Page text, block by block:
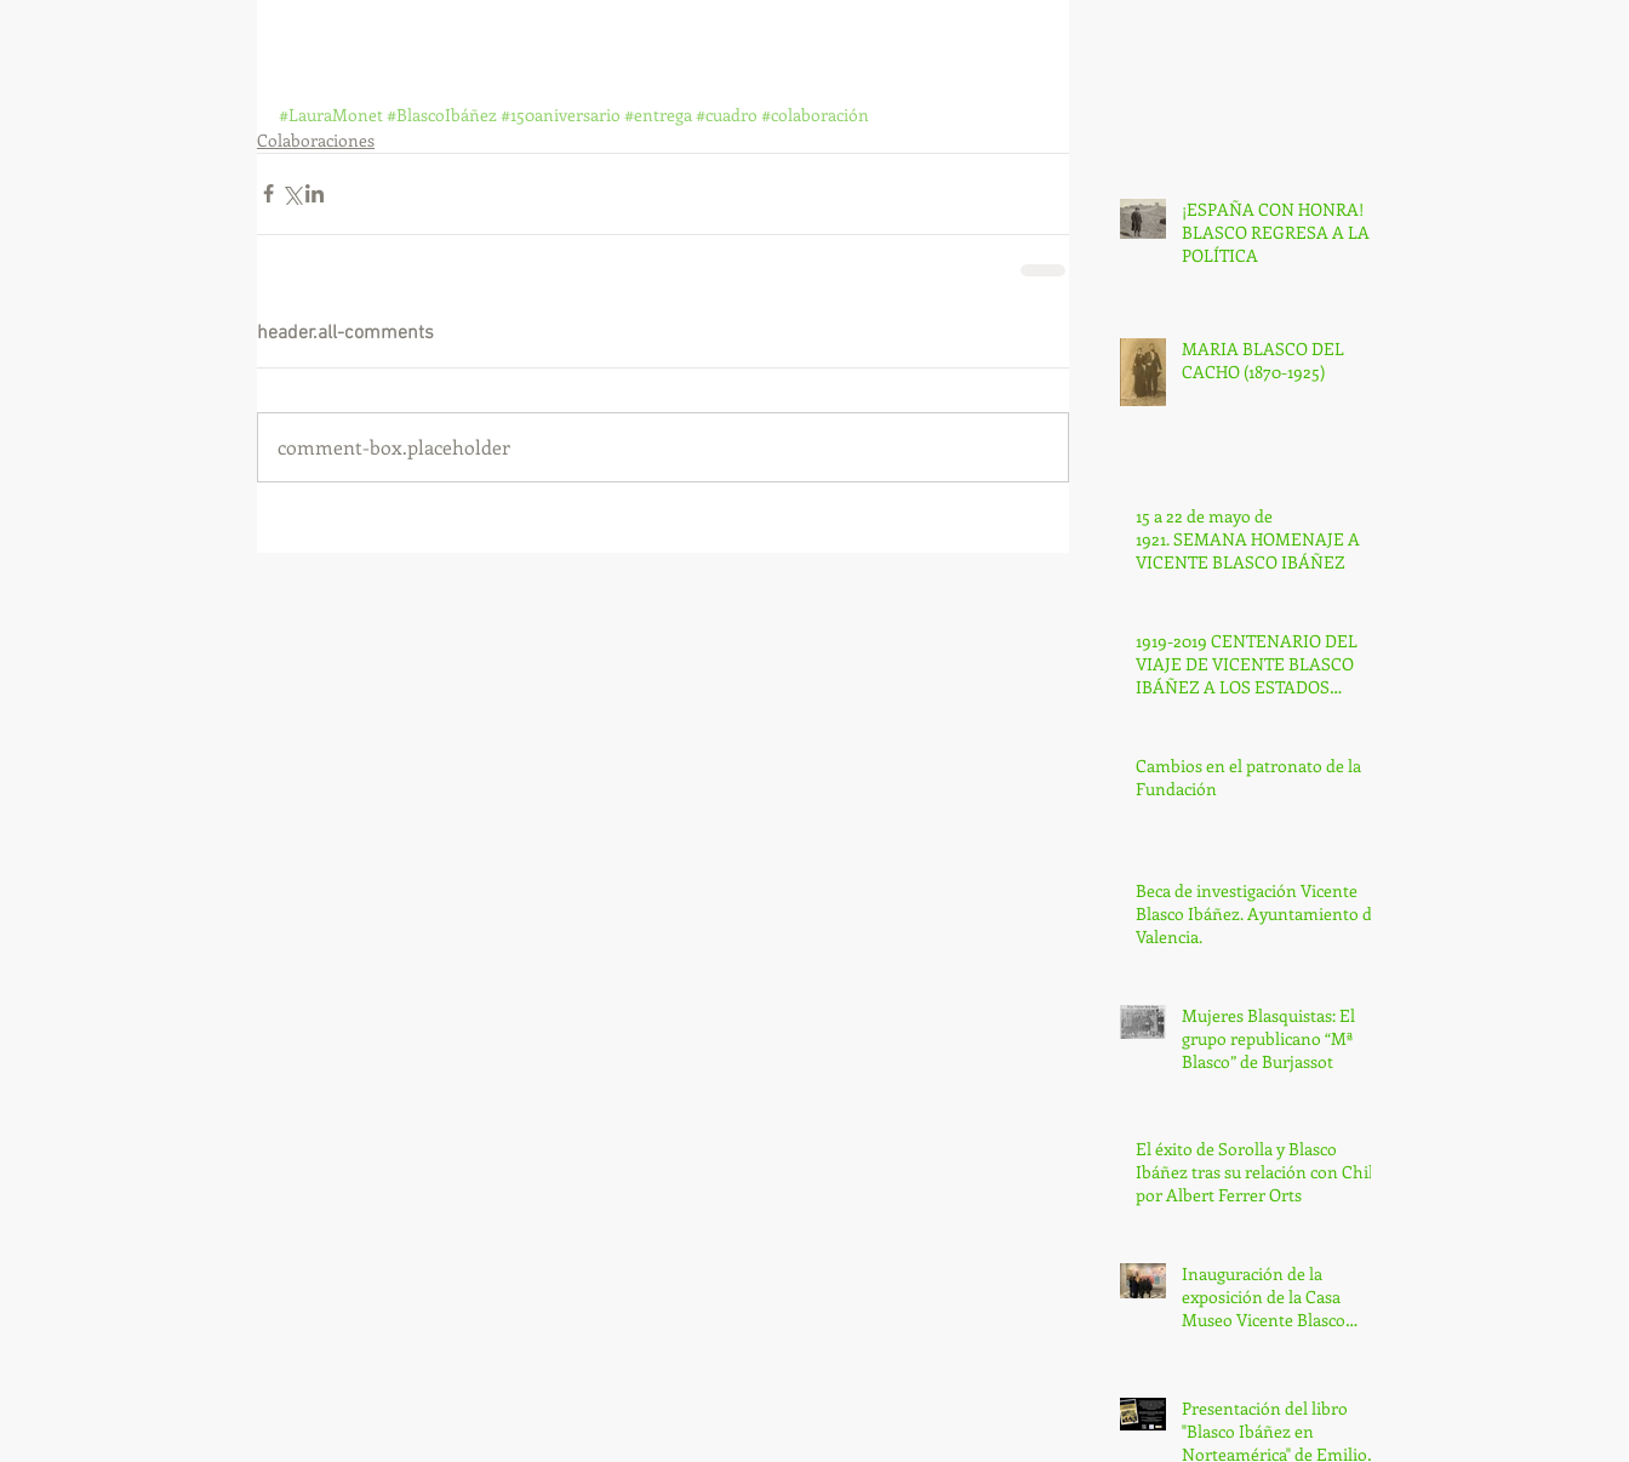
#LauraMonet#BlascoIbáñez#150aniversario #entrega#cuadro #colaboración
Colaboraciones
header.all-comments
comment-box.placeholder
¡ESPAÑA CON HONRA!
BLASCO REGRESA A LA
POLÍTICA
MARIA BLASCO DEL
CACHO (1870-1925)
15 a 22 de mayo de
1921. SEMANA HOMENAJE A
VICENTE BLASCO IBÁÑEZ
1919-2019 CENTENARIO DEL
VIAJE DE VICENTE BLASCO
IBÁÑEZ A LOS ESTADOS
Cambios en el patronato de la
Fundación
Beca de investigación Vicente
Blasco Ibáñez. Ayuntamiento de
Valencia.
Mujeres Blasquistas: El
grupo republicano “Mª
Blasco” de Burjassot
El éxito de Sorolla y Blasco
Ibáñez tras su relación con Chile,
por Albert Ferrer Orts
Inauguración de la
exposición de la Casa
Museo Vicente Blasco
Presentación del libro
"Blasco Ibáñez en
Norteamérica" de Emilio